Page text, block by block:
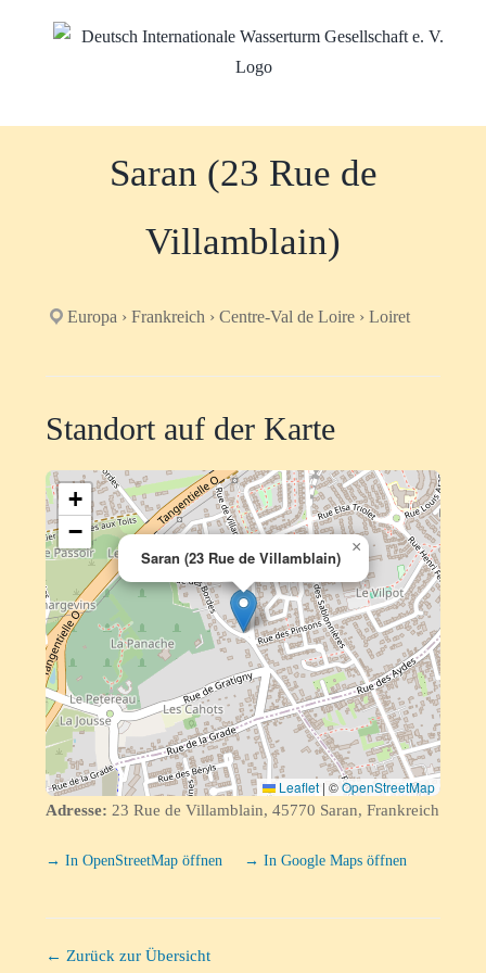
Saran (23 Rue de
Villamblain)
Europa › Frankreich › Centre-Val de Loire › Loiret
Standort auf der Karte
Saran (23 Rue de Villamblain)
×
+
−
Leaflet | ©OpenStreetMap
Adresse: 23 Rue de Villamblain, 45770 Saran, Frankreich
→ In OpenStreetMap öffnen → In Google Maps öffnen
← Zurück zur Übersicht